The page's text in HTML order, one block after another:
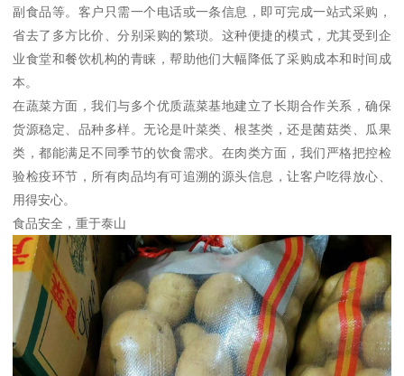
副食品等。客户只需一个电话或一条信息，即可完成一站式采购，
省去了多方比价、分别采购的繁琐。这种便捷的模式，尤其受到企
业食堂和餐饮机构的青睐，帮助他们大幅降低了采购成本和时间成
本。
在蔬菜方面，我们与多个优质蔬菜基地建立了长期合作关系，确保
货源稳定、品种多样。无论是叶菜类、根茎类，还是菌菇类、瓜果
类，都能满足不同季节的饮食需求。在肉类方面，我们严格把控检
验检疫环节，所有肉品均有可追溯的源头信息，让客户吃得放心、
用得安心。
食品安全，重于泰山